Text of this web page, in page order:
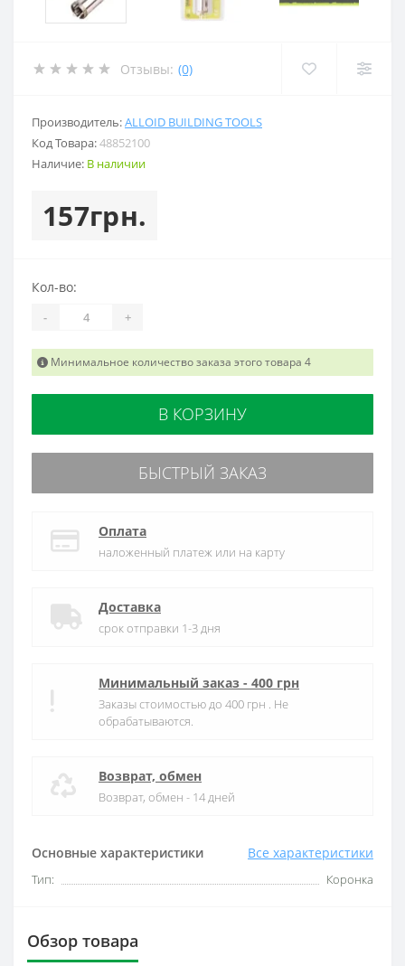
Отзывы: (0)
Производитель:ALLOID BUILDING TOOLS
Код Товара:48852100
Наличие: В наличии
157грн.
Основные характеристики Все характеристики
Тип: Коронка
Кол-во:
- +
Минимальное количество заказа этого товара 4
В КОРЗИНУ
БЫСТРЫЙ ЗАКАЗ
Оплата
наложенный платеж или на карту
Доставка
срок отправки 1-3 дня
Минимальный заказ - 400 грн
Заказы стоимостью до 400 грн . Не
обрабатываются.
Возврат, обмен
Возврат, обмен - 14 дней
Обзор товара